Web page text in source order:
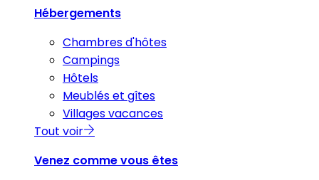
Hébergements
Chambres d'hôtes
Campings
Hôtels
Meublés et gîtes
Villages vacances
Tout voir
Venez comme vous êtes